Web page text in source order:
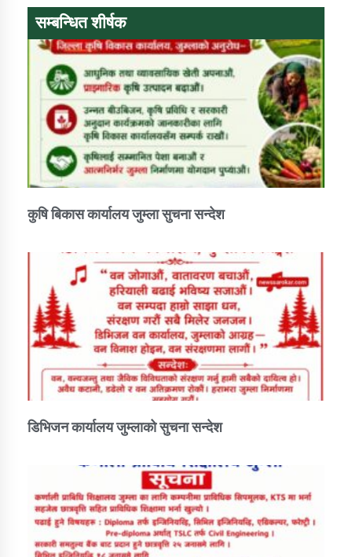
सम्बन्धी सूचना सन्देश
तातोपानी गाउँपालिका जुम्लाको महिनावारी सम्बन्धिकाे
तातोपानी गाउँपालिका जुम्लाको बालविवाह सन्देश
तातोपानी गाउँपालिका जुम्लाको सूचना
तातोपानी गाउँपालिका जुम्लाको सूचना
सम्बन्धित शीर्षक
कुषि बिकास कार्यालय जुम्ला सुचना सन्देश
डिभिजन कार्यालय जुम्लाको सुचना सन्देश